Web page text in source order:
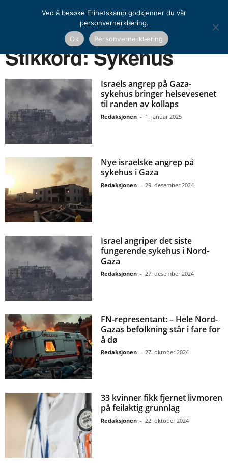
Sykehus
Stikkord: Sykehus
Israels angrep på Gaza-
sykehus bringer helsevesenet
til randen av kollaps
Redaksjonen - 1. januar 2025
Nye israelske angrep på
sykehus i Gaza
Redaksjonen - 29. desember 2024
Israel angriper det siste
fungerende sykehus i Nord-
Gaza
Redaksjonen - 27. desember 2024
FN-representant: – Hele Nord-
Gazas befolkning står i fare for
å dø
Redaksjonen - 27. oktober 2024
33 kvinner fikk fjernet livmoren
på feilaktig grunnlag
Redaksjonen - 22. oktober 2024
Ved å besøke Frihetskamp godkjenner du vår
personvernerklæring.
Ok
Personvernerklæring